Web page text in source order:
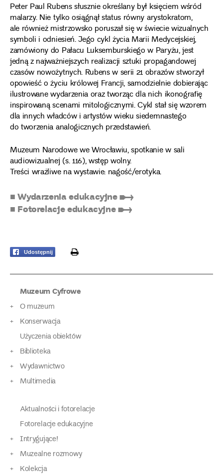
Peter Paul Rubens słusznie określany był księciem wśród
malarzy. Nie tylko osiągnął status równy arystokratom,
ale również mistrzowsko poruszał się w świecie wizualnych
symboli i odniesień. Jego cykl życia Marii Medycejskiej,
zamówiony do Pałacu Luksemburskiego w Paryżu, jest
jedną z najważniejszych realizacji sztuki propagandowej
czasów nowożytnych. Rubens w serii 21 obrazów stworzył
opowieść o życiu królowej Francji, samodzielnie dobierając
ilustrowane wydarzenia oraz tworząc dla nich ikonografię
inspirowaną scenami mitologicznymi. Cykl stał się wzorem
dla innych władców i artystów wieku siedemnastego
do tworzenia analogicznych przedstawień.
Muzeum Narodowe we Wrocławiu, spotkanie w sali
audiowizualnej (s. 116), wstęp wolny.
Treści wrażliwe na wystawie: nagość/erotyka.
■ Wydarzenia edukacyjne ➸
■ Fotorelacje edukacyjne ➸
Udostępnij print
Muzeum Cyfrowe
O muzeum
Konserwacja
Użyczenia obiektów
Biblioteka
Wydawnictwo
Multimedia
Aktualności i fotorelacje
Fotorelacje edukacyjne
Intrygujące!
Muzealne rozmowy
Kolekcja